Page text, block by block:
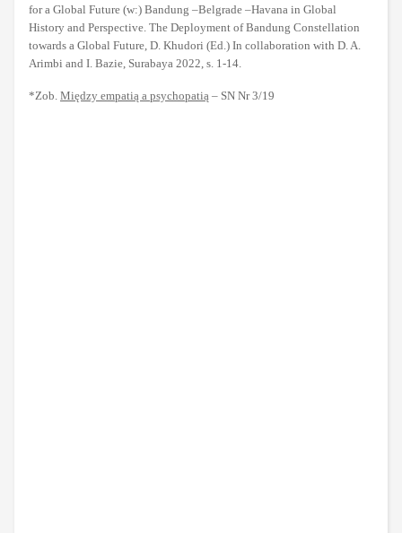
for a Global Future (w:) Bandung –Belgrade –Havana in Global
History and Perspective. The Deployment of Bandung Constellation
towards a Global Future, D. Khudori (Ed.) In collaboration with D. A.
Arimbi and I. Bazie, Surabaya 2022, s. 1-14.
*Zob. Między empatią a psychopatią – SN Nr 3/19